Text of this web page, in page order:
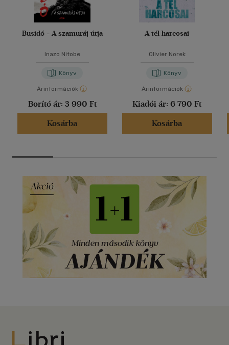
Busidó - A szamuráj útja
Inazo Nitobe
Könyv
Árinformációk
Borító ár: 3 990 Ft
Kosárba
A tél harcosai
Olivier Norek
Könyv
Árinformációk
Kiadói ár: 6 790 Ft
Kosárba
Libri